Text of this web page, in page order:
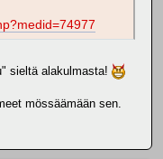
sieltä alakulmasta!
mössäämään sen.